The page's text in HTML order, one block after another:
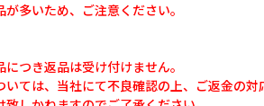
多いため、ご注意ください。
つき返品は受け付けません。
いては、当社にて不良確認の上、ご返金の対